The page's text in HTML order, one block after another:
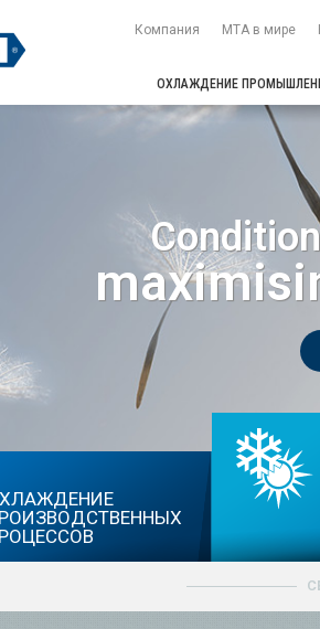
ОХЛАЖДЕНИЕ
Компания МТА в мире